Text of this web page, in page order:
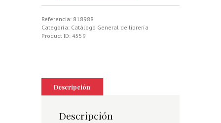
Referencia: 818988
Categoría: Catálogo General de librería
Product ID: 4559
Descripción
Descripción